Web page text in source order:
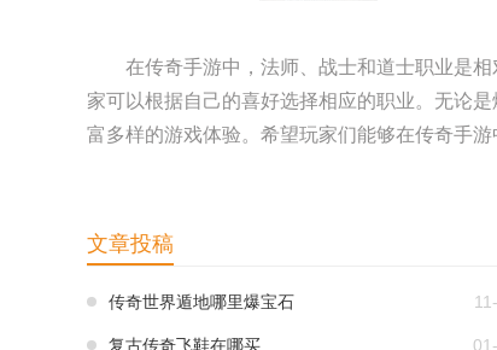
在传奇手游中，法师、战士和道士职业是
家可以根据自己的喜好选择相应的职业。无论
富多样的游戏体验。希望玩家们能够在传奇手
文章投稿
传奇世界遁地哪里爆宝石
复古传奇飞鞋在哪买